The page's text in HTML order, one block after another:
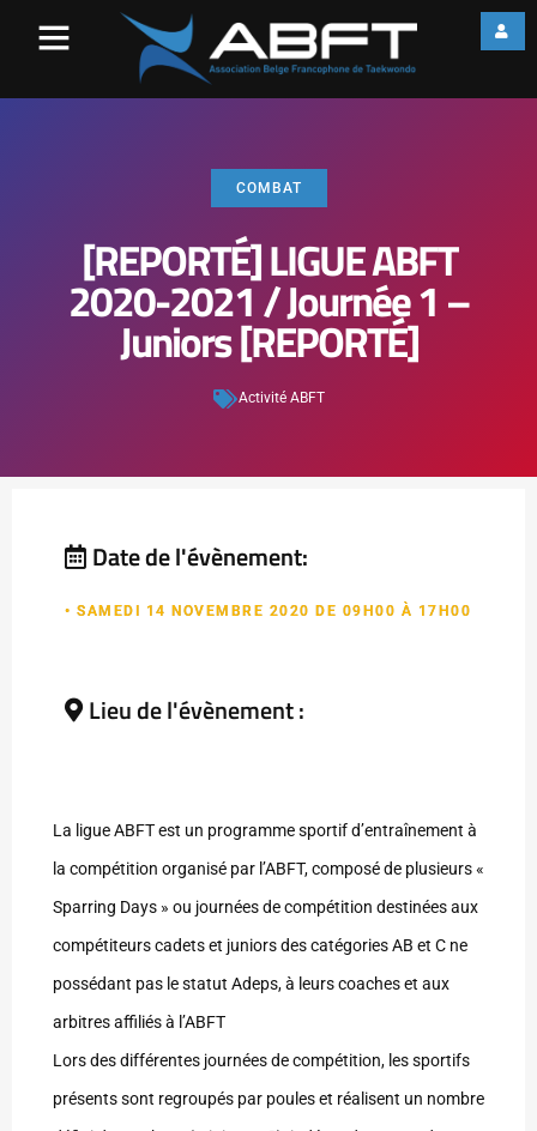
COMBAT
[REPORTÉ] LIGUE ABFT
2020-2021 / Journée 1 –
Juniors [REPORTÉ]
Activité ABFT
Date de l'évènement:
• SAMEDI 14 NOVEMBRE 2020 DE 09H00 À 17H00
Lieu de l'évènement :
La ligue ABFT est un programme sportif d’entraînement à
la compétition organisé par l’ABFT, composé de plusieurs «
Sparring Days » ou journées de compétition destinées aux
compétiteurs cadets et juniors des catégories AB et C ne
possédant pas le statut Adeps, à leurs coaches et aux
arbitres affiliés à l’ABFT
Lors des différentes journées de compétition, les sportifs
présentssont regroupés par poules et réalisent un nombre